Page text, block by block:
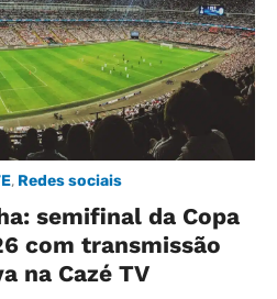
, Redes sociais
semifinal da Copa
com transmissão
na Cazé TV